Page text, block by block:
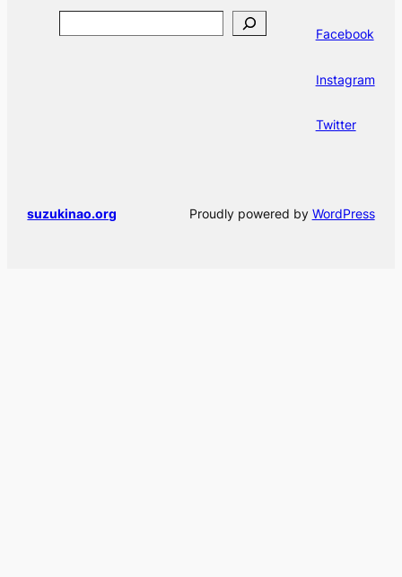
Facebook
Instagram
Twitter
suzukinao.org Proudly powered by WordPress